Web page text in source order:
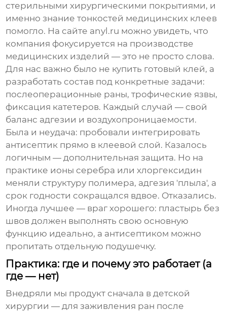
стерильными хирургическими покрытиями, и
именно знание тонкостей медицинских клеев
помогло. На сайте anyl.ru можно увидеть, что
компания фокусируется на производстве
медицинских изделий — это не просто слова.
Для нас важно было не купить готовый клей, а
разработать состав под конкретные задачи:
послеоперационные раны, трофические язвы,
фиксация катетеров. Каждый случай — свой
баланс адгезии и воздухопроницаемости.
Была и неудача: пробовали интегрировать
антисептик прямо в клеевой слой. Казалось
логичным — дополнительная защита. Но на
практике ионы серебра или хлоргексидин
меняли структуру полимера, адгезия 'плыла', а
срок годности сокращался вдвое. Отказались.
Иногда лучшее — враг хорошего: пластырь без
швов должен выполнять свою основную
функцию идеально, а антисептиком можно
пропитать отдельную подушечку.
Практика: где и почему это работает (а
где — нет)
Внедряли мы продукт сначала в детской
хирургии — для заживления ран после